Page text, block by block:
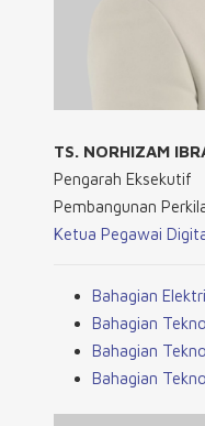
TS. NORHIZAM
Pengarah Eksekutif
Pembangunan
Ketua Pegawai
Bahagian
Bahagian
Bahagian
Bahagian